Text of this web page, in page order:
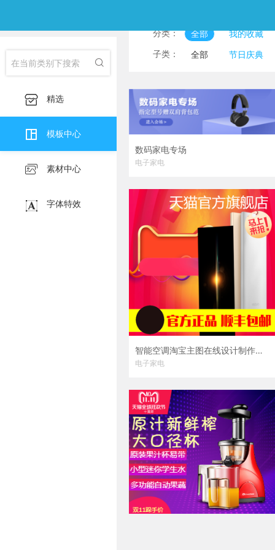

 精选
 模板中心
 素材中心
 字体特效
分类： 全部
我的收藏
淘宝主图
印刷海
子类： 全部
节日庆典
宣传海报
挂画
朋友圈邀请函
公
数码家电专场
电子家电
智能空调淘宝主图在线设计制作生成二维码模板图片
电子家电